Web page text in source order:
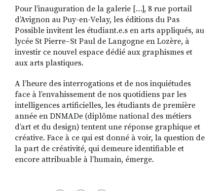
Pour l’inauguration de la galerie […], 8 rue portail
d’Avignon au Puy-en-Velay, les éditions du Pas
Possible invitent les étudiant.e.s en arts appliqués, au
lycée St Pierre–St Paul de Langogne en Lozère, à
investir ce nouvel espace dédié aux graphismes et
aux arts plastiques.
A l’heure des interrogations et de nos inquiétudes
face à l’envahissement de nos quotidiens par les
intelligences artificielles, les étudiants de première
année en DNMADe (diplôme national des métiers
d’art et du design) tentent une réponse graphique et
créative. Face à ce qui est donné à voir, la question de
la part de créativité, qui demeure identifiable et
encore attribuable à l’humain, émerge.